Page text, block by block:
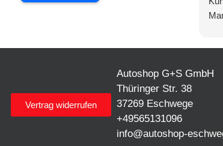
Vertrag widerrufen
Autoshop G+S GmbH
Thüringer Str. 38
37269 Eschwege
+49565131096
info@autoshop-